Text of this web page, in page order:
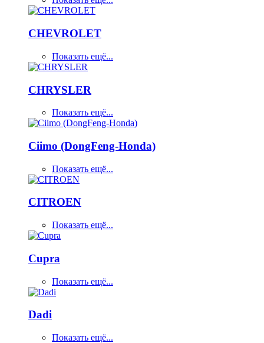
CHEVROLET
Показать ещё...
CHRYSLER
Показать ещё...
Ciimo (DongFeng-Honda)
Показать ещё...
CITROEN
Показать ещё...
Cupra
Показать ещё...
Dadi
Показать ещё...